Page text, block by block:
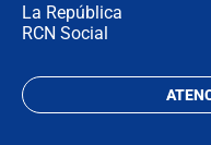
La República
RCN Social